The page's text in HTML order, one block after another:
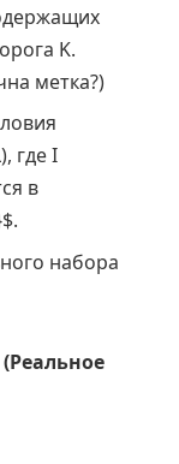
K.
метка?)
где I
в
набора